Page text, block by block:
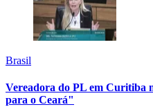
Brasil
Vereadora do PL em Curitiba
para o Ceará"